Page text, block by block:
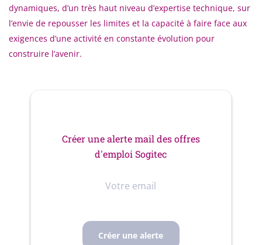
dynamiques, d’un très haut niveau d’expertise technique, sur
l’envie de repousser les limites et la capacité à faire face aux
exigences d’une activité en constante évolution pour
construire l’avenir.
Créer une alerte mail des offres
d'emploi Sogitec